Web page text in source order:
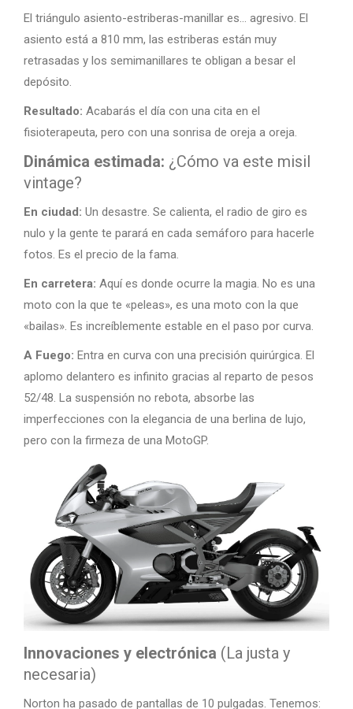
El triángulo asiento-estriberas-manillar es… agresivo. El
asiento está a 810 mm, las estriberas están muy
retrasadas y los semimanillares te obligan a besar el
depósito.
Resultado: Acabarás el día con una cita en el
fisioterapeuta, pero con una sonrisa de oreja a oreja.
Dinámica estimada: ¿Cómo va este misil
vintage?
En ciudad: Un desastre. Se calienta, el radio de giro es
nulo y la gente te parará en cada semáforo para hacerle
fotos. Es el precio de la fama.
En carretera: Aquí es donde ocurre la magia. No es una
moto con la que te «peleas», es una moto con la que
«bailas». Es increíblemente estable en el paso por curva.
A Fuego: Entra en curva con una precisión quirúrgica. El
aplomo delantero es infinito gracias al reparto de pesos
52/48. La suspensión no rebota, absorbe las
imperfecciones con la elegancia de una berlina de lujo,
pero con la firmeza de una MotoGP.
Innovaciones y electrónica (La justa y
necesaria)
Norton ha pasado de pantallas de 10 pulgadas. Tenemos: